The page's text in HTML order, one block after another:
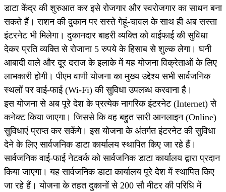
डाटा केंद्र की शुरुआत कर इसे रोजगार और स्वरोजगार का साधन बना
सकते हैं। राशन की दुकान पर सस्ते गेहूं-चावल के साथ ही अब सस्ता
इंटरनेट भी मिलेगा। दुकानदार बाहरी व्यक्ति को वाईफाई की सुविधा
देकर प्रति व्यक्ति से रोजाना 5 रुपये के हिसाब से शुल्क लेगा। घनी
आबादी वाले और दूर दराज के इलाके में यह योजना विक्रेताओं के लिए
लाभकारी होगी। पीएम वाणी योजना का मुख्य उद्देश्य सभी सार्वजनिक
स्थलों पर वाई-फाई (Wi-Fi) की सुविधा उपलब्ध करवाना है।
इस योजना से अब पूरे देश के प्रत्येक नागरिक इंटरनेट (Internet) से
कनेक्ट किया जाएगा। जिससे कि वह बहुत सारी आनलाइन (Online)
सुविधाएं प्राप्त कर सकेंगे। इस योजना के अंतर्गत इंटरनेट की सुविधा
देने के लिए सार्वजनिक डाटा कार्यालय स्थापित किए जा रहे हैं।
सार्वजनिक वाई-फाई नेटवर्क को सार्वजनिक डाटा कार्यालय द्वारा प्रदान
किया जाएगा। यह सार्वजनिक डाटा कार्यालय पूरे देश में स्थापित किए
जा रहे हैं। योजना के तहत दुकानों से 200 सौ मीटर की परिधि में